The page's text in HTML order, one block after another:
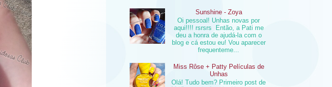
Sunshine - Zoya
Oi pessoal! Unhas novas por
aqui!!!! rsrsrs Então, a Pati me
deu a honra de ajudá-la com o
blog e cá estou eu! Vou aparecer
frequenteme...
Miss Rôse + Patty Películas de
Unhas
Olá! Tudo bem? Primeiro post de